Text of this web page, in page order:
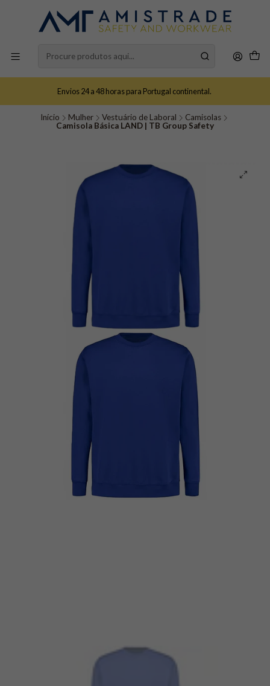
Envios 24 a 48 horas para Portugal continental.
Início Mulher Vestuário de Laboral
Camisolas
Camisola Básica LAND | TB Group Safety